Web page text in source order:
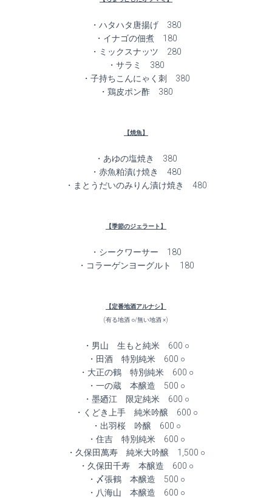
・ハタハタ唐揚げ 380
・イナゴの佃煮 180
・ミックスナッツ 280
・サラミ 380
・子持ちこんにゃく刺 380
・鶏皮ポン酢 380
【焼魚】
・あゆの塩焼き 380
・赤魚粕漬け焼き 480
・まとうだいのみりん漬け焼き 480
【季節のジェラート】
・シークワーサー 180
・コラーゲンヨーグルト 180
【定番地酒アルナシ】
(有る地酒 ○/無い地酒 ×)
・男山 生もと純米 600 ○
・田酒 特別純米 600 ○
・大正の鶴 特別純米 600 ○
・一の蔵 本醸造 500 ○
・墨廼江 限定純米 600 ○
・くどき上手 純米吟醸 600 ○
・出羽桜 吟醸 600 ○
・住吉 特別純米 600 ○
・久保田萬寿 純米大吟醸 1,500 ○
・久保田千寿 本醸造 600 ○
・〆張鶴 本醸造 500 ○
・八海山 本醸造 600 ○